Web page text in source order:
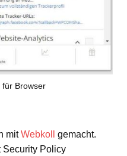
für Browser
mitWebkoll
gemacht.
Security Policy